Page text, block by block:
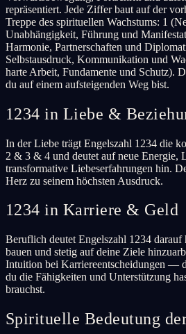
repräsentiert. Jede Ziffer baut auf der
Treppe des spirituellen Wachstums: 1
Unabhängigkeit, Führung und
Harmonie, Partnerschaften und
Selbstausdruck, Kommunikation und
harte Arbeit, Fundamente und Schutz).
du auf einem aufsteigenden Weg bist.
1234 in Liebe &
In der Liebe trägt Engelszahl 1234 die
2 & 3 & 4 und deutet auf neue Energie,
transformative Liebeserfahrungen hin.
Herz zu seinem höchsten Ausdruck.
1234 in Karriere & Geld
Beruflich deutet Engelszahl 1234 darauf
bauen und stetig auf deine Ziele
Intuition bei Karriereentscheidungen —
du die Fähigkeiten und Unterstützung
brauchst.
Spirituelle Bedeutung